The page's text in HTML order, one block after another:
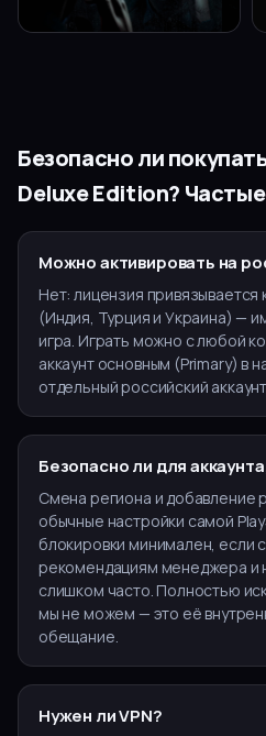
Безопасно ли
Deluxe Edition?
Можно активировать на
Нет: лицензия привязывается
(Индия, Турция и Украина) —
игра. Играть можно с любой
аккаунт основным (Primary) в
отдельный российский
Безопасно ли для
Смена региона и добавление
обычные настройки самой
блокировки минимален, если
рекомендациям менеджера и
слишком часто. Полностью
мы не можем — это её
обещание.
Нужен ли VPN?